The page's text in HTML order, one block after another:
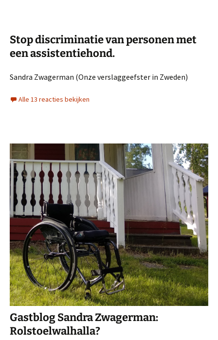
Stop discriminatie van personen met
een assistentiehond.
Sandra Zwagerman (Onze verslaggeefster in Zweden)
Alle 13 reacties bekijken
Gastblog Sandra Zwagerman:
Rolstoelwalhalla?